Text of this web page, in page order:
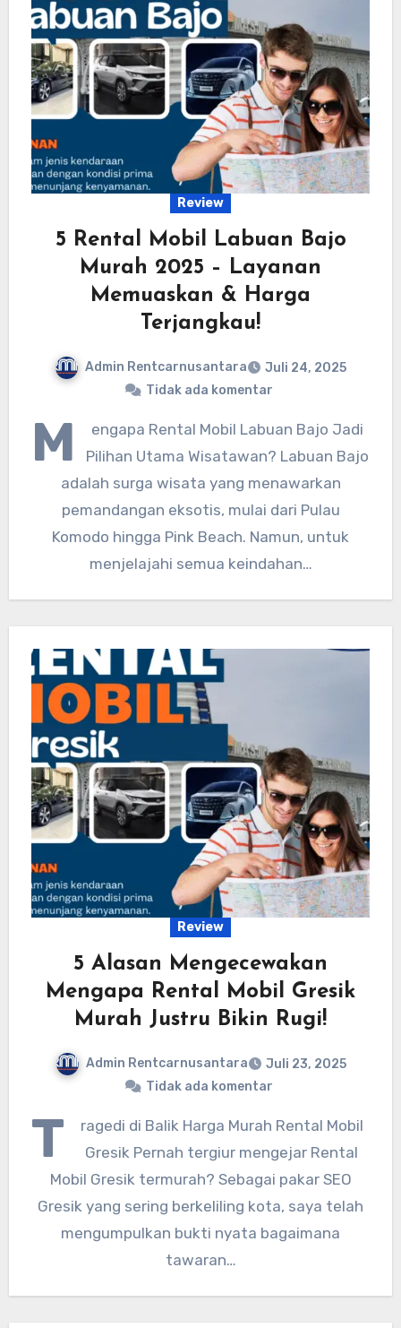
Review
5 Rental Mobil Labuan Bajo
Murah 2025 – Layanan
Memuaskan & Harga
Terjangkau!
Admin Rentcarnusantara
Juli 24, 2025
Tidak ada komentar
M
engapa Rental Mobil Labuan Bajo Jadi
Pilihan Utama Wisatawan? Labuan Bajo
adalah surga wisata yang menawarkan
pemandangan eksotis, mulai dari Pulau
Komodo hingga Pink Beach. Namun, untuk
menjelajahi semua keindahan…
Review
5 Alasan Mengecewakan
Mengapa Rental Mobil Gresik
Murah Justru Bikin Rugi!
Admin Rentcarnusantara
Juli 23, 2025
Tidak ada komentar
T
ragedi di Balik Harga Murah Rental Mobil
Gresik Pernah tergiur mengejar Rental
Mobil Gresik termurah? Sebagai pakar SEO
Gresik yang sering berkeliling kota, saya telah
mengumpulkan bukti nyata bagaimana
tawaran…